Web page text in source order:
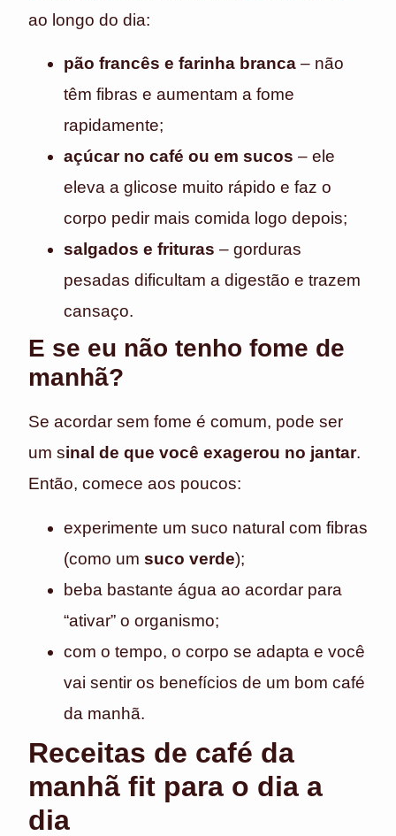
ao longo do dia:
pão francês e farinha branca – não
têm fibras e aumentam a fome
rapidamente;
açúcar no café ou em sucos – ele
eleva a glicose muito rápido e faz o
corpo pedir mais comida logo depois;
salgados e frituras – gorduras
pesadas dificultam a digestão e trazem
cansaço.
E se eu não tenho fome de
manhã?
Se acordar sem fome é comum, pode ser
um sinal de que você exagerou no jantar.
Então, comece aos poucos:
experimente um suco natural com fibras
(como um suco verde);
beba bastante água ao acordar para
“ativar” o organismo;
com o tempo, o corpo se adapta e você
vai sentir os benefícios de um bom café
da manhã.
Receitas de café da
manhã fit para o dia a
dia